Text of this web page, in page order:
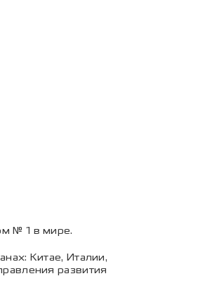
№ 1 в мире.
Китае, Италии,
развития